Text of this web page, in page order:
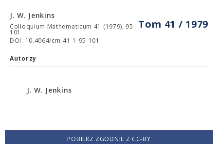
Tom 41 / 1979
J. W. Jenkins
Colloquium Mathematicum 41 (1979), 95-
101
DOI: 10.4064/cm-41-1-95-101
Autorzy
J. W. Jenkins
POBIERZ ZGODNIE Z CC-BY